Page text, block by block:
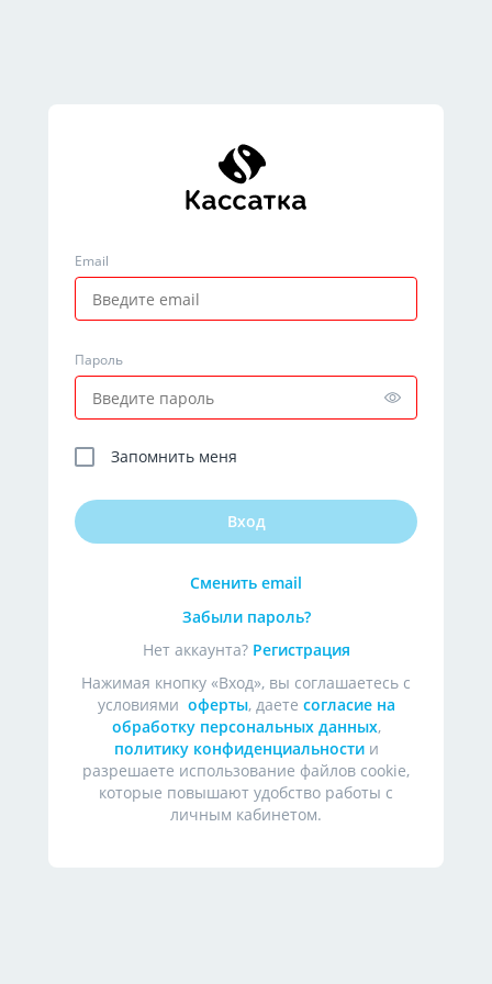
Email
Пароль
Запомнить меня
Вход
Сменить email
Забыли пароль?
Нет аккаунта? Регистрация
Нажимая кнопку «Вход», вы соглашаетесь с
условиями оферты, даете согласие на
обработку персональных данных,
политику конфиденциальности и
разрешаете использование файлов cookie,
которые повышают удобство работы с
личным кабинетом.